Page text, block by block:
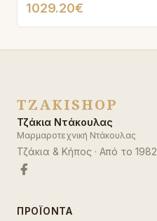
1029.20€
TZAKISHOP
Τζάκια Ντάκουλας
Μαρμαροτεχνική Ντάκουλας
Τζάκια & Κήπος · Από το 1982
ΠΡΟΪΌΝΤΑ